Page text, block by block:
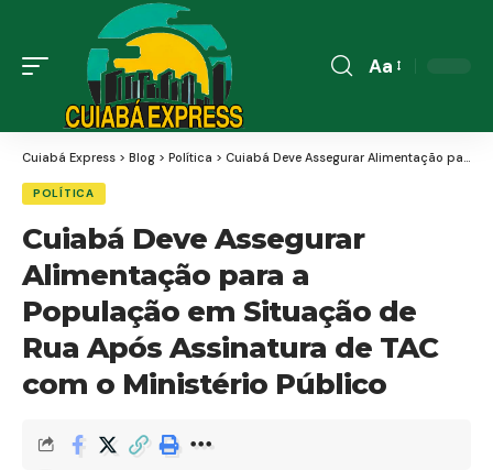
Font
Aa
Cuiabá Express > Blog > Política > Cuiabá Deve Assegurar Alimentação para a População em Situação de Rua Após Assinatura de TAC com o Ministério Público
POLÍTICA
Cuiabá Deve Assegurar
Alimentação para a
População em Situação de
Rua Após Assinatura de TAC
com o Ministério Público